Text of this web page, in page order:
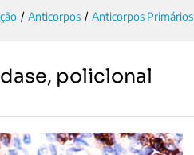
/ Anticorpos / Anticorpos Primários
policlonal